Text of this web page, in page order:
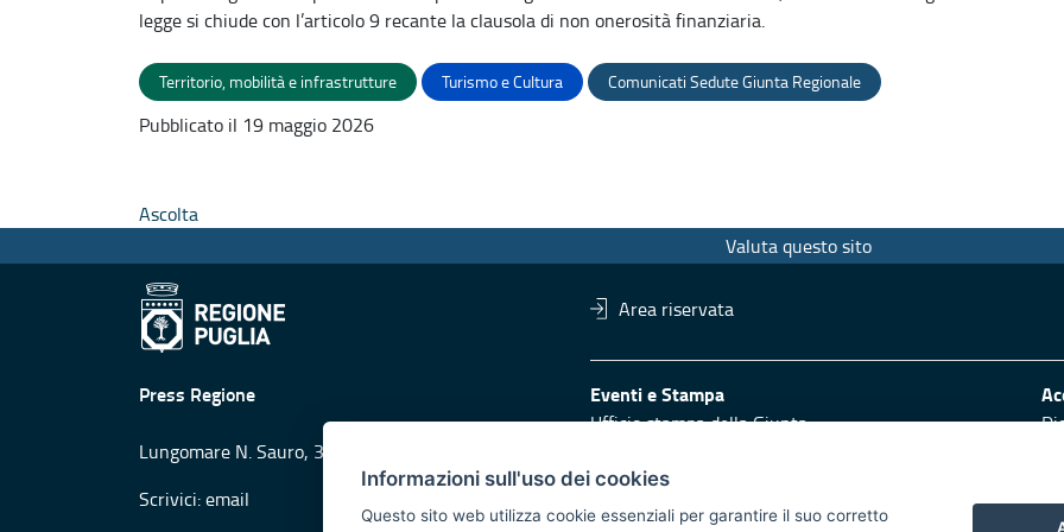
legge si chiude con l’articolo 9 recante la clausola di non onerosità finanziaria.
Territorio, mobilità e infrastrutture Turismo e Cultura Comunicati Sedute Giunta Regionale
Pubblicato il 19 maggio 2026
Ascolta
Valuta questo sito
Area riservata
Press Regione
Lungomare N. Sauro, 33 - 70121 Bari
Scrivici:email
Eventi e Stampa
Ufficio stampa della Giunta
Logo e identità regionale
Redazione
Informazioni sull'uso dei cookies
Questo sito web utilizza cookie essenziali per garantire il suo corretto